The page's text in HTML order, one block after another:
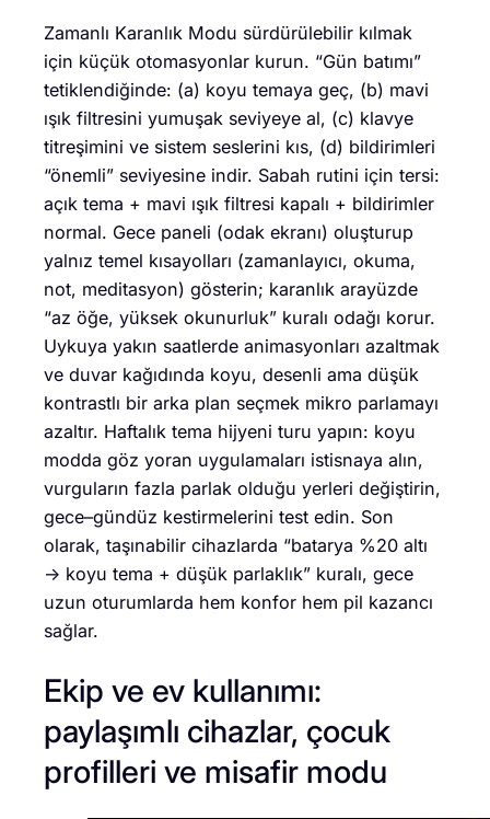
Zamanlı Karanlık Modu sürdürülebilir kılmak
için küçük otomasyonlar kurun. “Gün batımı”
tetiklendiğinde: (a) koyu temaya geç, (b) mavi
ışık filtresini yumuşak seviyeye al, (c) klavye
titreşimini ve sistem seslerini kıs, (d) bildirimleri
“önemli” seviyesine indir. Sabah rutini için tersi:
açık tema + mavi ışık filtresi kapalı + bildirimler
normal. Gece paneli (odak ekranı) oluşturup
yalnız temel kısayolları (zamanlayıcı, okuma,
not, meditasyon) gösterin; karanlık arayüzde
“az öğe, yüksek okunurluk” kuralı odağı korur.
Uykuya yakın saatlerde animasyonları azaltmak
ve duvar kağıdında koyu, desenli ama düşük
kontrastlı bir arka plan seçmek mikro parlamayı
azaltır. Haftalık tema hijyeni turu yapın: koyu
modda göz yoran uygulamaları istisnaya alın,
vurguların fazla parlak olduğu yerleri değiştirin,
gece–gündüz kestirmelerini test edin. Son
olarak, taşınabilir cihazlarda “batarya %20 altı
→ koyu tema + düşük parlaklık” kuralı, gece
uzun oturumlarda hem konfor hem pil kazancı
sağlar.
Ekip ve ev kullanımı:
paylaşımlı cihazlar, çocuk
profilleri ve misafir modu